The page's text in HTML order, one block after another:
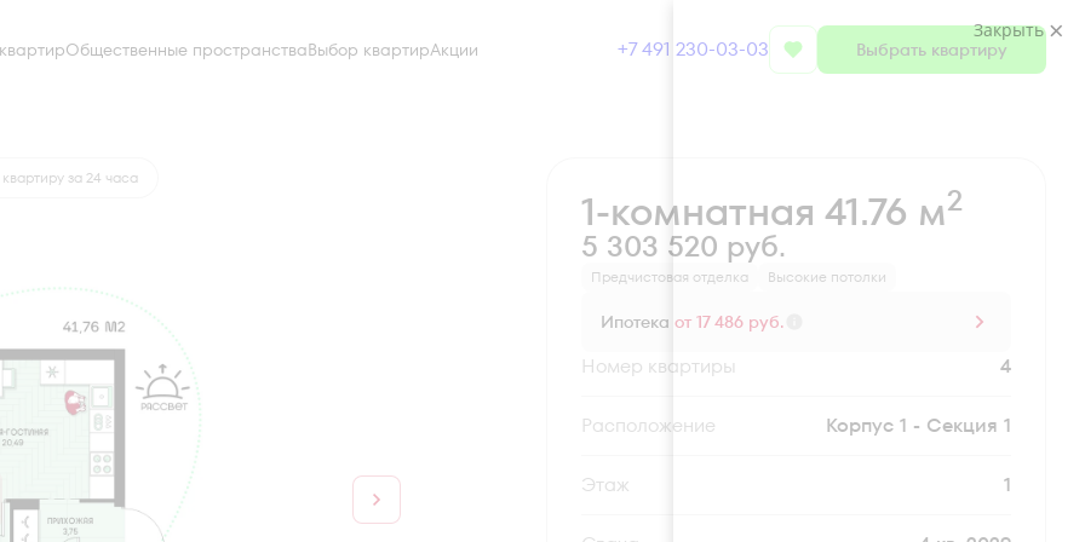
Общественные пространстваВыбор квартирАкции +7 491 230-03-03 Выбрать квартиру
от 17 486 руб. Забронировать
за 24 часа
1-комнатная 41.76 м2
5 303 520 руб.
Предчистовая отделка Высокие потолки
Ипотека от 17 486 руб.
Номер квартиры 4
Секция Корпус 1 - Секция 1
Этаж 1
Закрыть